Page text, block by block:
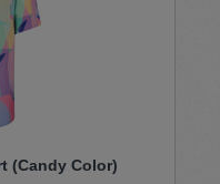
(Candy Color)